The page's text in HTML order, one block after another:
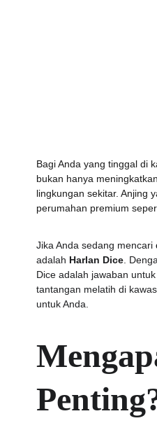
Bagi Anda yang tinggal di
bukan hanya
lingkungan sekitar. Anjing
perumahan premium
Jika Anda sedang mencari
adalah Harlan Dice.
Dice adalah jawaban
tantangan melatih di
untuk Anda.